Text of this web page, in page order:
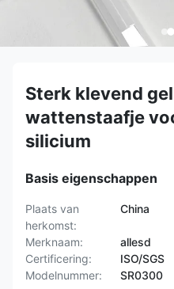
Sterk klevend
wattenstaafje
silicium
Basis eigenschappen
Plaats van
herkomst:
China
Merknaam:
allesd
Certificering:
ISO/SGS
Modelnummer:
SR0300